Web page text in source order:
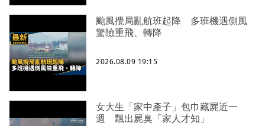
颱風攪局亂航班起降 多班機遇側風
驚險重飛、轉降
2026.08.09 19:15
女大生「家中產子」包巾藏屍近一
週 飄出屍臭「家人才知」